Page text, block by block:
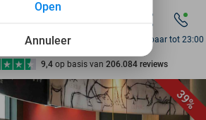
10+ miljoen leden
9,4 op basis van 206.084 reviews
Ontdek 15.000+ deals
7 dagen per week beschikbaar
10+ miljoen leden
Bereikbaar tot 23:00
39%
Annuleer
Open